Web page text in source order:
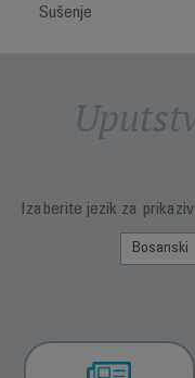
Sušenje
Izaberite jezik za